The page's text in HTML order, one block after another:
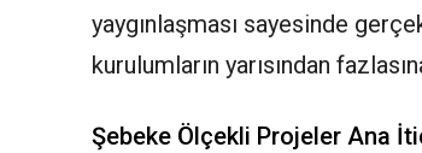
yaygınlaşması sayesinde
kurulumların yarısından
Şebeke Ölçekli Projeler Ana